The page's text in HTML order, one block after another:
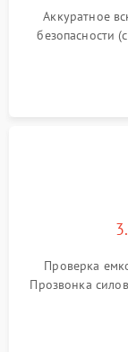
Аккуратное
безопасности
и кистей для
Проверка
Прозвонка
переключения и